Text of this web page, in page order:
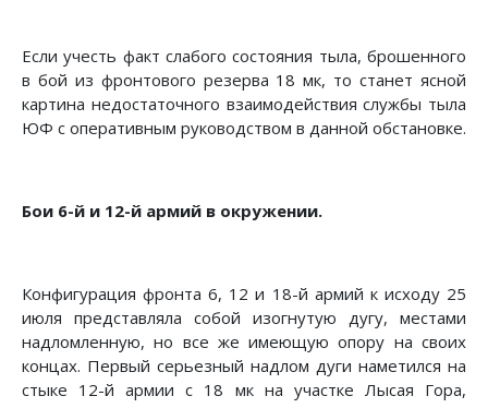
Если учесть факт слабого состояния тыла, брошенного
в бой из фронтового резерва 18 мк, то станет ясной
картина недо­статочного взаимодействия службы тыла
ЮФ с оперативным руководством в данной обстановке.
Бои 6-й и 12-й армий в окружении.
Конфигурация фронта 6, 12 и 18-й армий к исходу 25
июля представляла собой изогнутую дугу, местами
надломленную, но все же имеющую опору на своих
концах. Первый серьезный надлом дуги наметился на
стыке 12-й армии с 18 мк на участке Лысая Гора,